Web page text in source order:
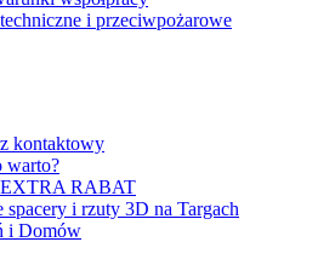
i przeciwpożarowe
kontaktowy
warto?
EXTRA RABAT
spacery i rzuty 3D na Targach
i Domów